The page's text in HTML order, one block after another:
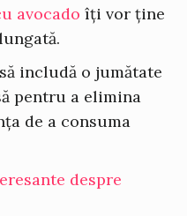
avocado îți vor ține
includă o jumătate
pentru a elimina
de a consuma
despre